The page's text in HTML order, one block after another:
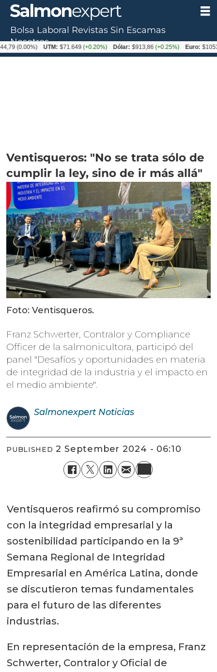
Ventisqueros: "No se trata sólo de
cumplir la ley, sino de ir más allá"
Foto: Ventisqueros.
Franz Schwerter, Contralor y Compliance
Officer de la salmonicultora, participó del
panel "Desafíos y oportunidades en materia
de integridad de la industria y el impacto en
el medio ambiente".
Salmonexpert Noticias
PUBLISHED 2 September 2024 - 06:10
Ventisqueros reafirmó su compromiso
con la integridad empresarial y la
sostenibilidad participando en la 9ª
Semana Regional de Integridad
Empresarial en América Latina, donde
se discutieron temas fundamentales
para el futuro de las diferentes
industrias.
En representación de la empresa, Franz
Schwerter, Contralor y Oficial de
Bolsa Laboral Revistas Sin Escamas
Nosotros
UTM: $71.649(+0.20%) Dólar: $913,86(+0.25%) Euro: $1053,08(-